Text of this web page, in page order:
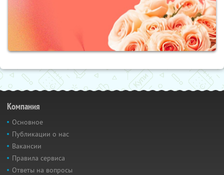
Компания
Основное
Публикации о нас
Вакансии
Правила сервиса
Ответы на вопросы